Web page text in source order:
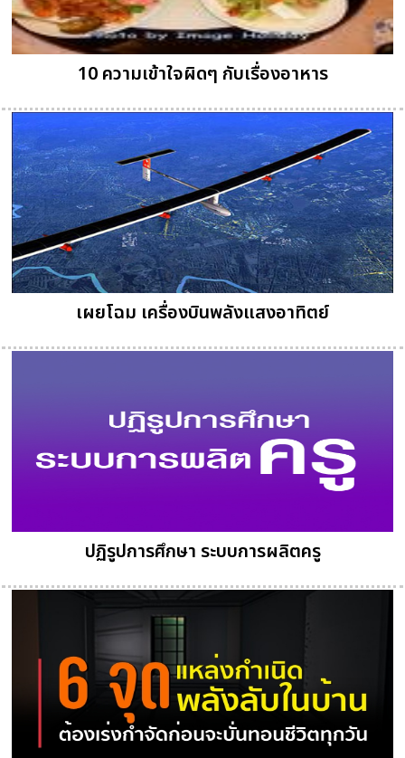
10 ความเข้าใจผิดๆ กับเรื่องอาหาร
เผยโฉม เครื่องบินพลังแสงอาทิตย์
ปฏิรูปการศึกษา ระบบการผลิตครู